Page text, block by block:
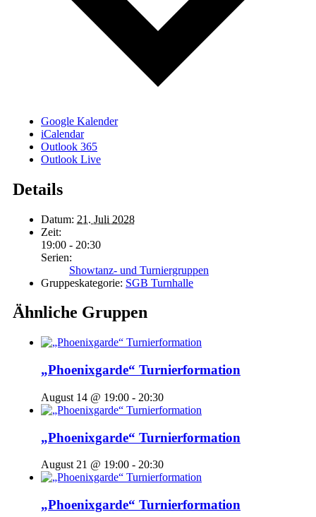
Google Kalender
iCalendar
Outlook 365
Outlook Live
Details
Datum: 21. Juli 2028
Zeit:
19:00 - 20:30
Serien:
Showtanz- und Turniergruppen
Gruppeskategorie: SGB Turnhalle
Ähnliche Gruppen
„Phoenixgarde“ Turnierformation
August 14 @ 19:00 - 20:30
„Phoenixgarde“ Turnierformation
August 21 @ 19:00 - 20:30
„Phoenixgarde“ Turnierformation